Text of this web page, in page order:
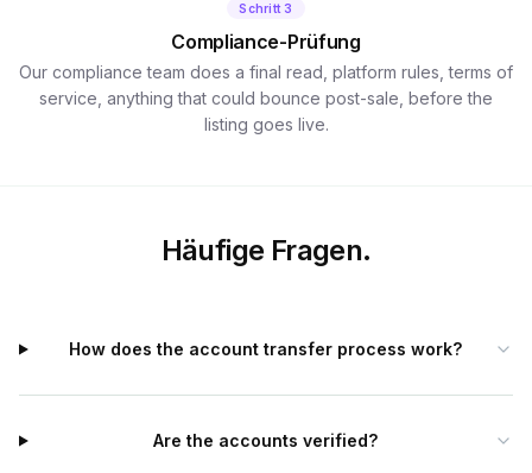
Schritt 3
Compliance-Prüfung
Our compliance team does a final read, platform rules, terms of
service, anything that could bounce post-sale, before the
listing goes live.
Häufige Fragen.
How does the account transfer process work?
Are the accounts verified?